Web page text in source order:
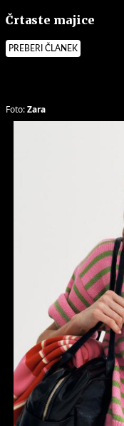
Črtaste majice
PREBERI ČLANEK
Foto:Zara